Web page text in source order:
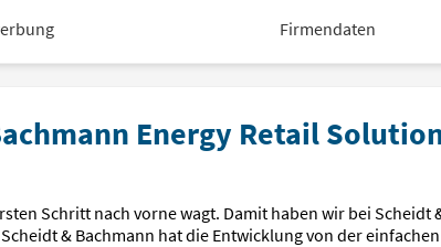
Firmendaten
Energy Retail
Schritt nach vorne wagt. Damit haben wir bei
& Bachmann hat die Entwicklung von der